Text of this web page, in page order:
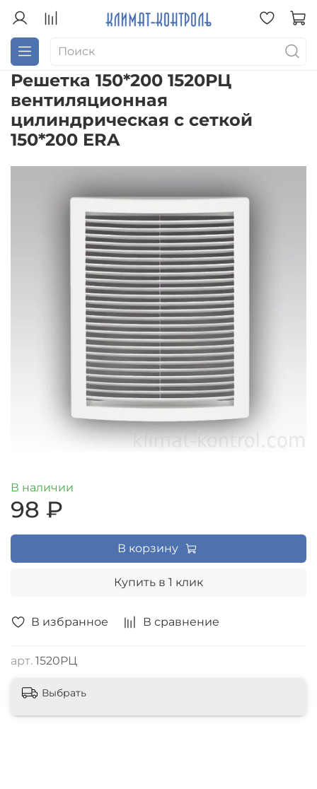
Решетка 150*200 1520РЦ
вентиляционная
цилиндрическая с сеткой
150*200 ERA
В избранное В сравнение
арт. 1520РЦ
В наличии
98 ₽
В корзину
Купить в 1 клик
Выбрать